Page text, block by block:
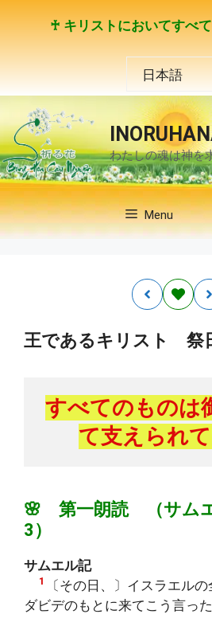
ス
キ
ッ
プ
♰ キリストにおいてすべ
選
択
わたしの魂は神を
Menu
王であるキリスト 祭
すべてのものは
て支えられ
🌸 第一朗読 （サム
3）
サムエル記
1
〔その日、〕イスラエル
ダビデのもとに来てこう言っ